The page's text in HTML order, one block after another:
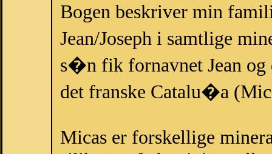
Bogen beskriver min
Jean/Joseph i samtlige
s�n fik fornavnet Jean og
det franske Catalu�a
Micas er forskellige